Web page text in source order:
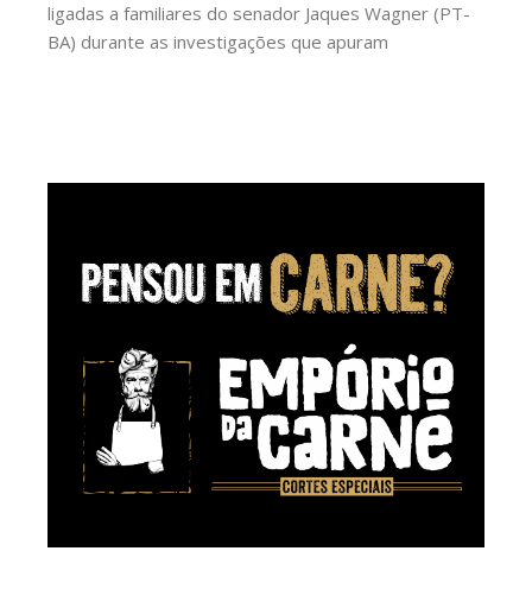
ligadas a familiares do senador Jaques Wagner (PT-
BA) durante as investigações que apuram